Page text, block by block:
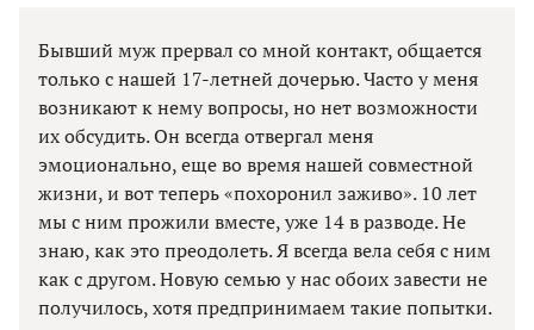
Бывший муж прервал со мной контакт, общается
только с нашей 17-летней дочерью. Часто у меня
возникают к нему вопросы, но нет возможности
их обсудить. Он всегда отвергал меня
эмоционально, еще во время нашей совместной
жизни, и вот теперь «похоронил заживо». 10 лет
мы с ним прожили вместе, уже 14 в разводе. Не
знаю, как это преодолеть. Я всегда вела себя с ним
как с другом. Новую семью у нас обоих завести не
получилось, хотя предпринимаем такие попытки.